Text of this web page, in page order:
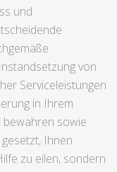
und
von
Serviceleistungen
in Ihrem
sowie
Ihnen
zu eilen, sondern